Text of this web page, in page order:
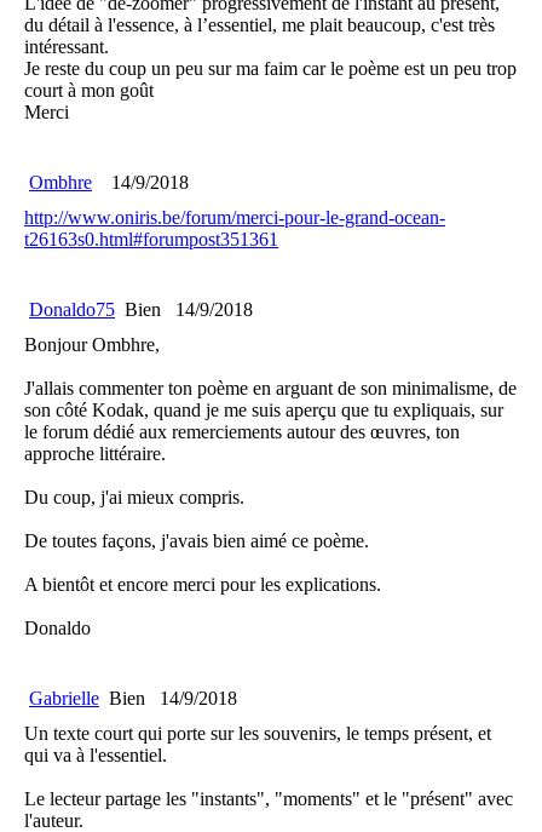
du détail à l'essence, à l’essentiel, me plait beaucoup, c'est très
intéressant.
Je reste du coup un peu sur ma faim car le poème est un peu trop
court à mon goût
Merci
Ombhre
14/9/2018
http://www.oniris.be/forum/merci-pour-le-grand-ocean-
t26163s0.html#forumpost351361
Donaldo75 Bien
14/9/2018
Bonjour Ombhre,
J'allais commenter ton poème en arguant de son minimalisme, de
son côté Kodak, quand je me suis aperçu que tu expliquais, sur
le forum dédié aux remerciements autour des œuvres, ton
approche littéraire.
Du coup, j'ai mieux compris.
De toutes façons, j'avais bien aimé ce poème.
A bientôt et encore merci pour les explications.
Donaldo
Gabrielle Bien
14/9/2018
Un texte court qui porte sur les souvenirs, le temps présent, et
qui va à l'essentiel.
Le lecteur partage les "instants", "moments" et le "présent" avec
l'auteur.